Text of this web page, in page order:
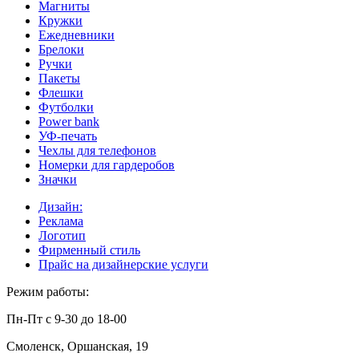
Магниты
Кружки
Ежедневники
Брелоки
Ручки
Пакеты
Флешки
Футболки
Power bank
УФ-печать
Чехлы для телефонов
Номерки для гардеробов
Значки
Дизайн:
Реклама
Логотип
Фирменный стиль
Прайс на дизайнерские услуги
Режим работы:
Пн-Пт с 9-30 до 18-00
Смоленск, Оршанская, 19